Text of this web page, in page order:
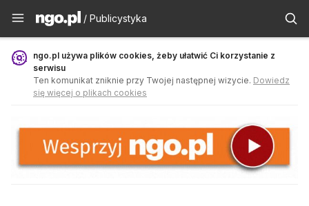
Publicystyka - ngo.pl
/ Publicystyka
ngo.pl używa plików cookies, żeby ułatwić Ci korzystanie z
serwisu
Ten komunikat zniknie przy Twojej następnej wizycie. Dowiedz
się więcej o plikach cookies